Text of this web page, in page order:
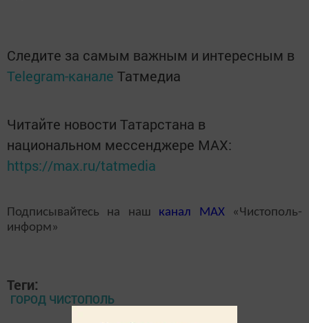
Следите за самым важным и интересным в
Telegram-канале Татмедиа
Читайте новости Татарстана в
национальном мессенджере MАХ:
https://max.ru/tatmedia
Подписывайтесь на наш канал MAX«Чистополь-
информ»
Теги:
ГОРОД ЧИСТОПОЛЬ